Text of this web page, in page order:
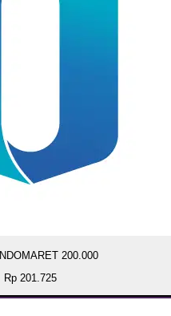
200.000
Rp 201.725